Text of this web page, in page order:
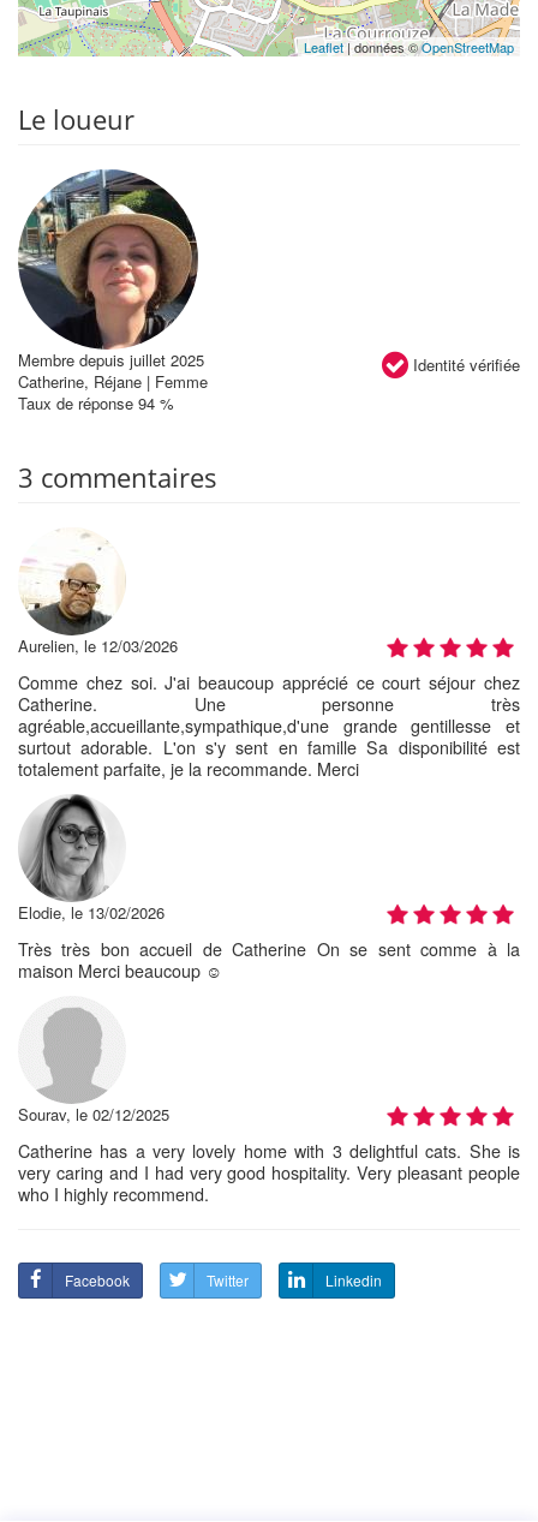
Leaflet| données ©OpenStreetMap
Le loueur
Identité vérifiée
Membre depuis juillet 2025
Catherine, Réjane | Femme
Taux de réponse 94 %
3 commentaires
Aurelien, le 12/03/2026
Comme chez soi. J'ai beaucoup apprécié ce court séjour chez
Catherine. Une personne très
agréable,accueillante,sympathique,d'une grande gentillesse et
surtout adorable. L'on s'y sent en famille Sa disponibilité est
totalement parfaite, je la recommande. Merci
Elodie, le 13/02/2026
Très très bon accueil de Catherine On se sent comme à la
maison Merci beaucoup ☺️
Sourav, le 02/12/2025
Catherine has a very lovely home with 3 delightful cats. She is
very caring and I had very good hospitality. Very pleasant people
who I highly recommend.
Facebook Twitter Linkedin